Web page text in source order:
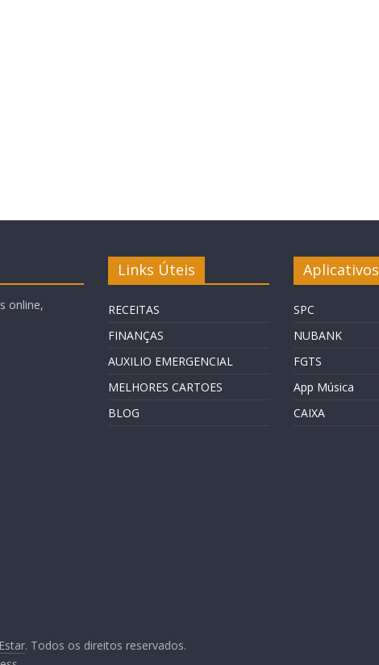
online,
Links Úteis
RECEITAS
FINANÇAS
AUXILIO EMERGENCIAL
MELHORES CARTOES
BLOG
Aplicativos
SPC
NUBANK
FGTS
App Música
CAIXA
. Todos os direitos reservados.